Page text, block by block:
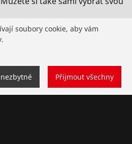
soubory cookie, aby vám
Přijmout všechny